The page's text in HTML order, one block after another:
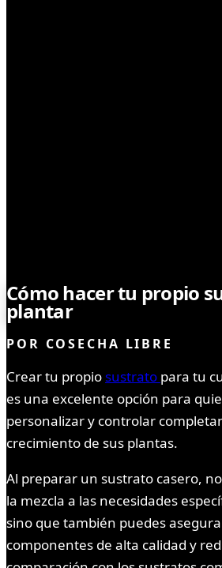
Cómo hacer tu propio
plantar marihuana
POR COSECHA LIBRE
Crear tu propio sustrato para tu
es una excelente opción para
personalizar y controlar
crecimiento de sus plantas.
Al preparar un sustrato casero,
la mezcla a las necesidades
sino que también puedes
componentes de alta calidad y